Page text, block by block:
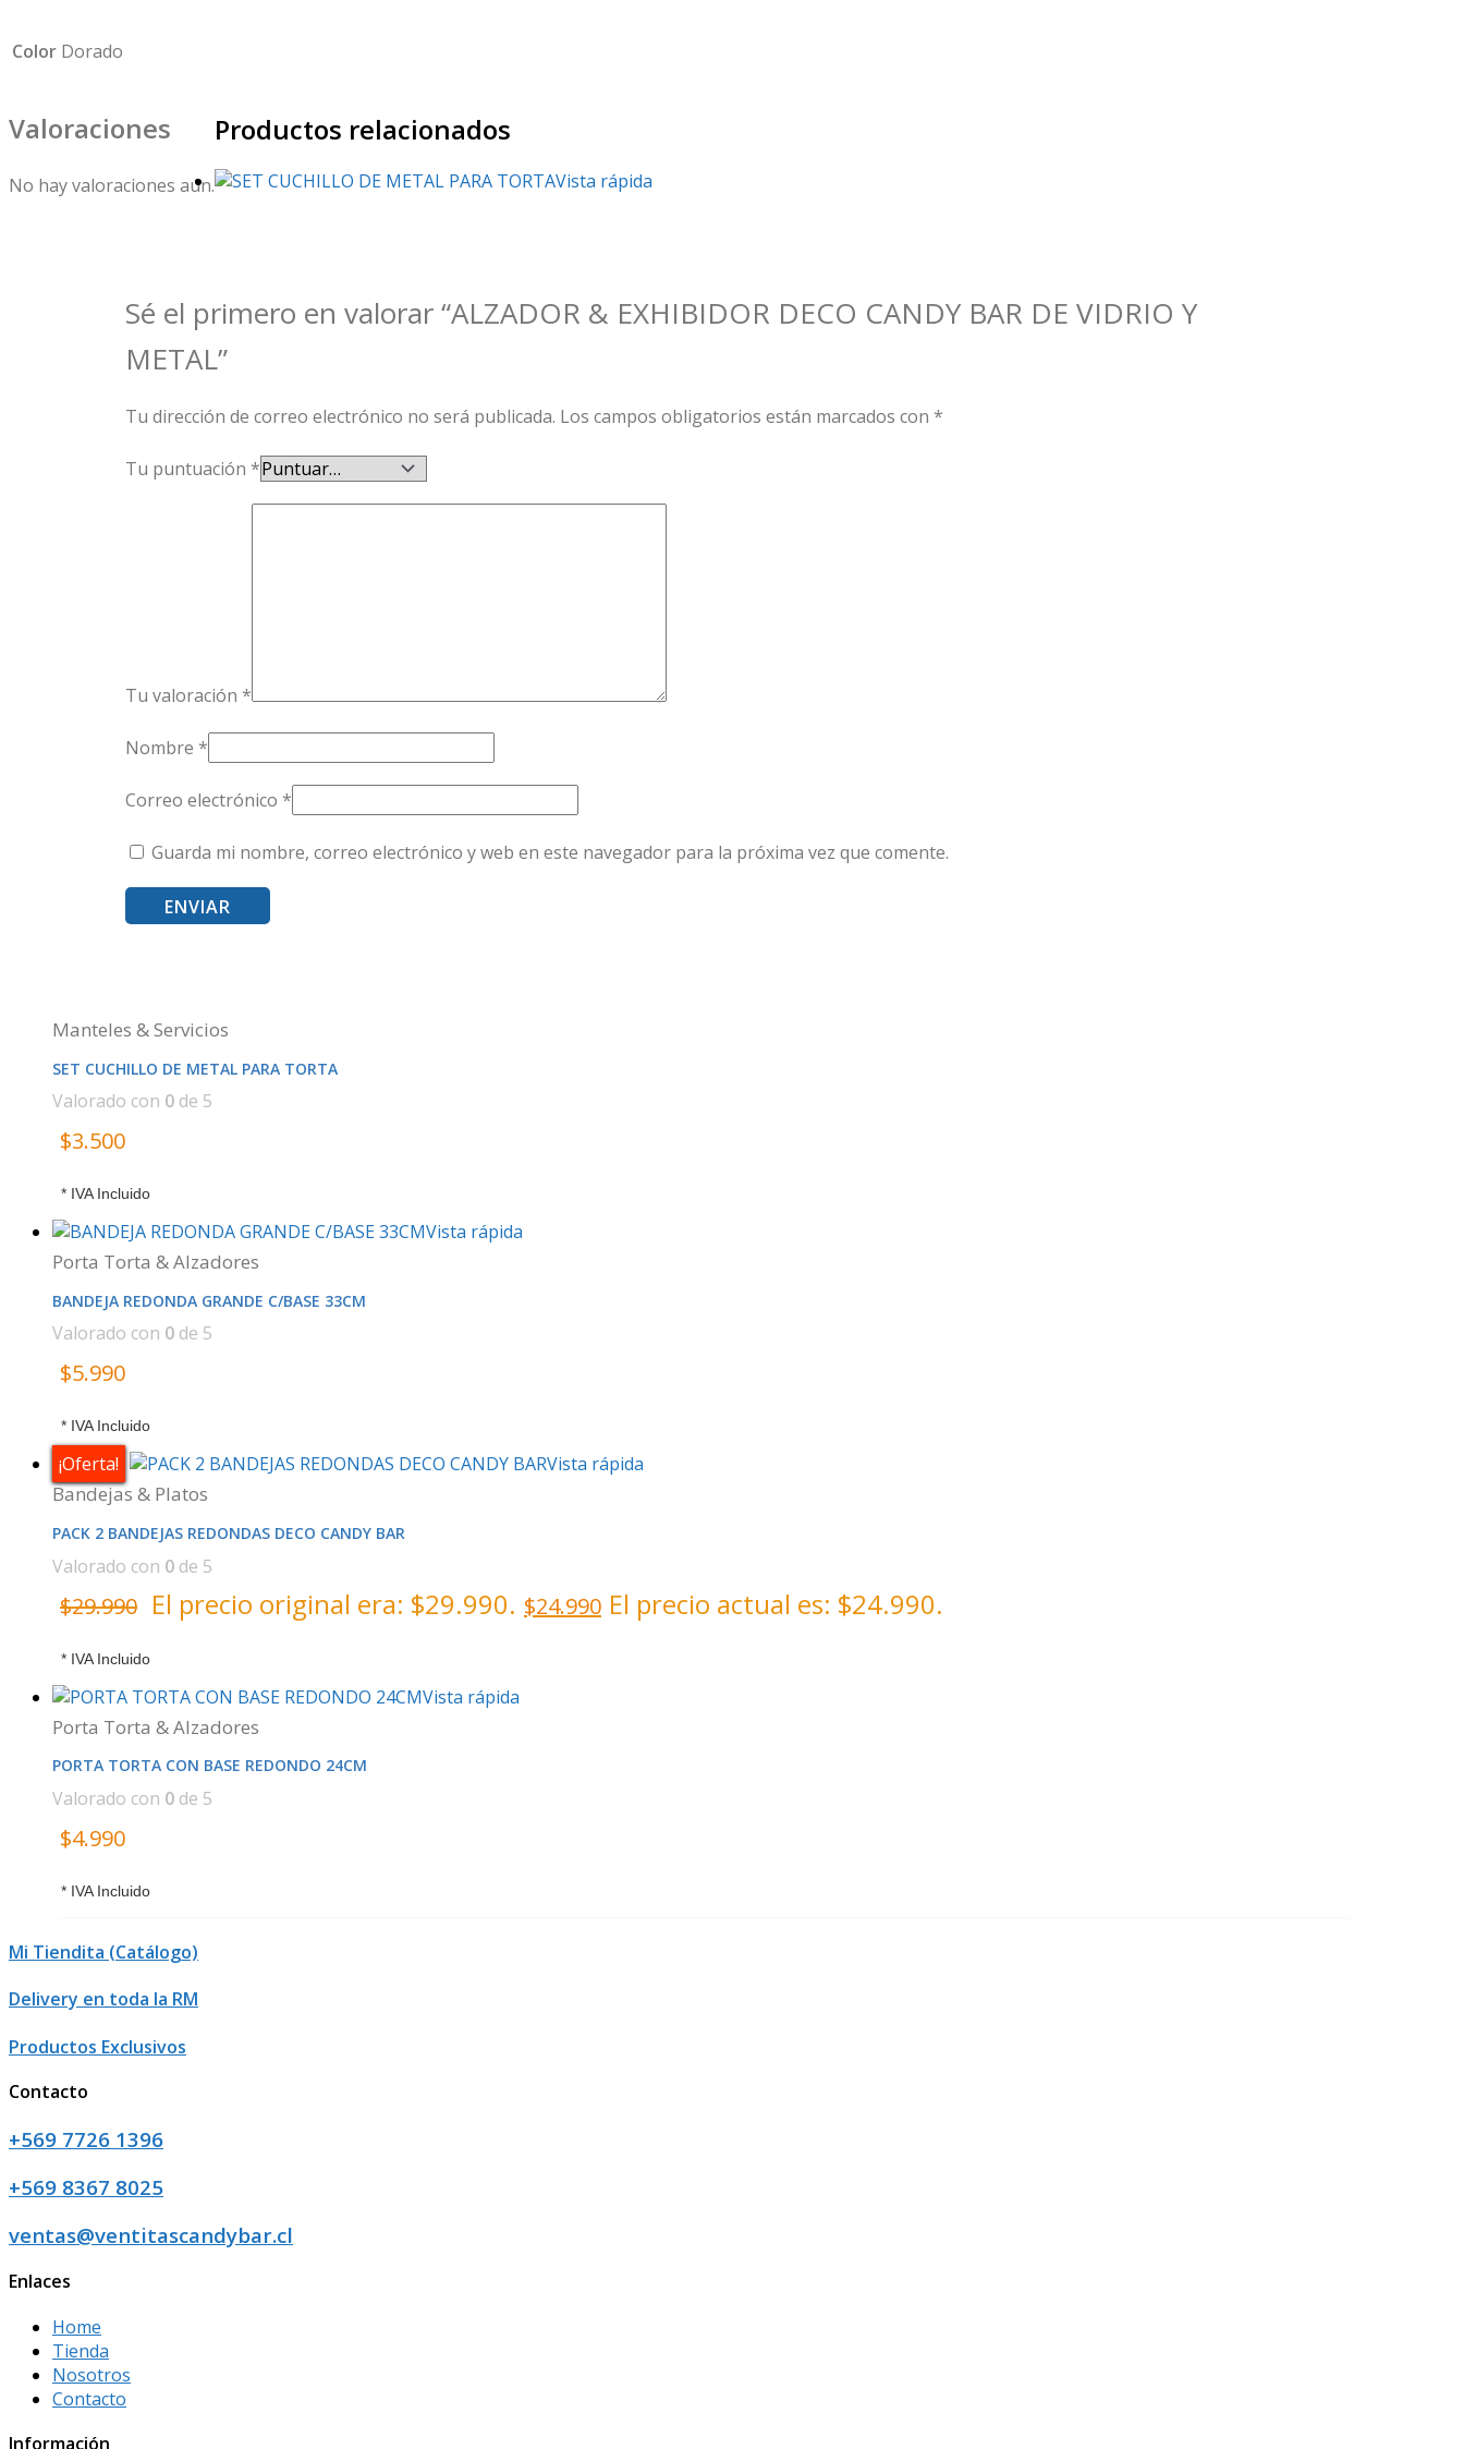
Color Dorado
Valoraciones
No hay valoraciones aún.
Sé el primero en valorar “ALZADOR & EXHIBIDOR DECO CANDY BAR DE VIDRIO Y
METAL”
Tu dirección de correo electrónico no será publicada. Los campos obligatorios están marcados con *
Tu puntuación *
Tu valoración *
Nombre *
Correo electrónico *
Guarda mi nombre, correo electrónico y web en este navegador para la próxima vez que comente.
Productos relacionados
Vista rápida
Manteles & Servicios
SET CUCHILLO DE METAL PARA TORTA
Valorado con 0 de 5
$3.500
* IVA Incluido
Vista rápida
Porta Torta & Alzadores
BANDEJA REDONDA GRANDE C/BASE 33CM
Valorado con 0 de 5
$5.990
* IVA Incluido
¡Oferta! Vista rápida
Bandejas & Platos
PACK 2 BANDEJAS REDONDAS DECO CANDY BAR
Valorado con 0 de 5
$29.990 El precio original era: $29.990. $24.990 El precio actual es: $24.990.
* IVA Incluido
Vista rápida
Porta Torta & Alzadores
PORTA TORTA CON BASE REDONDO 24CM
Valorado con 0 de 5
$4.990
* IVA Incluido
Mi Tiendita (Catálogo)
Delivery en toda la RM
Productos Exclusivos
Contacto
+569 7726 1396
+569 8367 8025
ventas@ventitascandybar.cl
Enlaces
Home
Tienda
Nosotros
Contacto
Información